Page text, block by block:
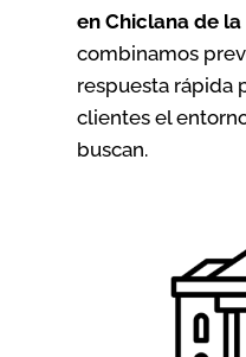
en Chiclana de
combinamos
respuesta rápida
clientes el
buscan.